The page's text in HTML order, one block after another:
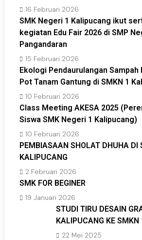
16 Februari 2026
SMK Negeri 1 Kalipucang ikut
kegiatan Edu Fair 2026 di SMP
Pangandaran
15 Februari 2026
Ekologi Pendaurulangan
Pot Tanam Gantung di SMKN 1
10 Februari 2026
Class Meeting AKESA 2025
Siswa SMK Negeri 1 Kalipucang)
10 Februari 2026
PEMBIASAAN SHOLAT DHUHA DI
KALIPUCANG
2 Februari 2026
SMK FOR BEGINER
19 Januari 2026
STUDI TIRU DESAIN
KALIPUCANG KE SMKN
22 Mei 2025